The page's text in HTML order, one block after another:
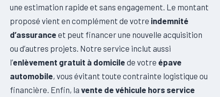
une estimation rapide et sans engagement. Le montant
proposé vient en complément de votre indemnité
d’assurance et peut financer une nouvelle acquisition
ou d’autres projets. Notre service inclut aussi
l’enlèvement gratuit à domicile de votre épave
automobile, vous évitant toute contrainte logistique ou
financière. Enfin, la vente de véhicule hors service